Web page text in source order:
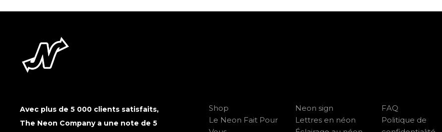
Avec plus de 5 000 clients satisfaits,
The Neon Company a une note de 5
Shop
Le Neon Fait Pour
Neon sign
Lettres en néon
FAQ
Politique de